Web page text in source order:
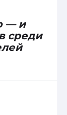
— и
среди